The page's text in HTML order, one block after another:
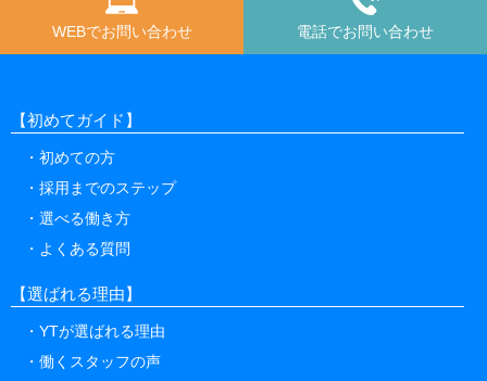
WEBでお問い合わせ 電話でお問い合わせ
【初めてガイド】
初めての方
採用までのステップ
選べる働き方
よくある質問
【選ばれる理由】
YTが選ばれる理由
働くスタッフの声